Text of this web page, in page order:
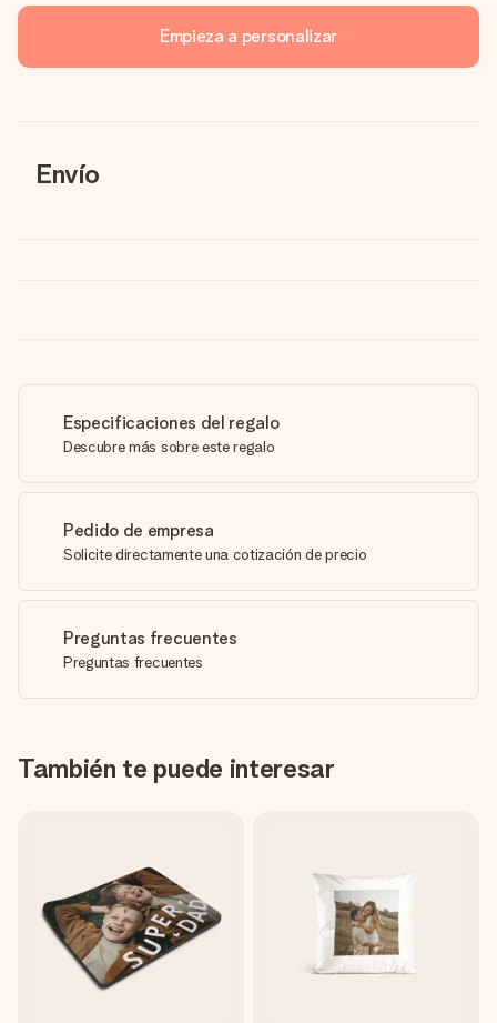
Empieza a personalizar
Envío
Especificaciones del regalo
Descubre más sobre este regalo
Pedido de empresa
Solicite directamente una cotización de precio
Preguntas frecuentes
Preguntas frecuentes
También te puede interesar